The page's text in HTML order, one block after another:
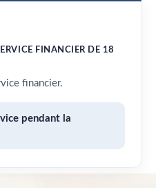
FINANCIER DE 18
financier.
pendant la